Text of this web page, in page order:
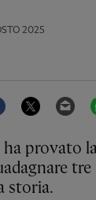
2025
FacebookTwitter
storia.